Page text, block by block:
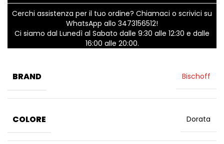
Cerchi assistenza per il tuo ordine? Chiamaci o scrivici su
WhatsApp allo 3473156512!
Ci siamo dal Lunedì al Sabato dalle 9:30 alle 12:30 e dalle
16:00 alle 20:00.
BRAND Bischoff
COLORE Dorata